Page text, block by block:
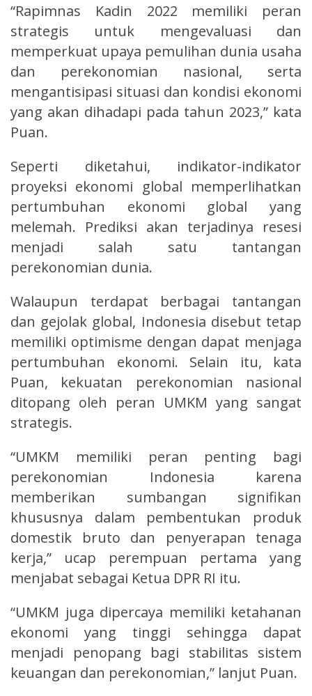
“Rapimnas Kadin 2022 memiliki peran
strategis untuk mengevaluasi dan
memperkuat upaya pemulihan dunia usaha
dan perekonomian nasional, serta
mengantisipasi situasi dan kondisi ekonomi
yang akan dihadapi pada tahun 2023,” kata
Puan.
Seperti diketahui, indikator-indikator
proyeksi ekonomi global memperlihatkan
pertumbuhan ekonomi global yang
melemah. Prediksi akan terjadinya resesi
menjadi salah satu tantangan
perekonomian dunia.
Walaupun terdapat berbagai tantangan
dan gejolak global, Indonesia disebut tetap
memiliki optimisme dengan dapat menjaga
pertumbuhan ekonomi. Selain itu, kata
Puan, kekuatan perekonomian nasional
ditopang oleh peran UMKM yang sangat
strategis.
“UMKM memiliki peran penting bagi
perekonomian Indonesia karena
memberikan sumbangan signifikan
khususnya dalam pembentukan produk
domestik bruto dan penyerapan tenaga
kerja,” ucap perempuan pertama yang
menjabat sebagai Ketua DPR RI itu.
“UMKM juga dipercaya memiliki ketahanan
ekonomi yang tinggi sehingga dapat
menjadi penopang bagi stabilitas sistem
keuangan dan perekonomian,” lanjut Puan.